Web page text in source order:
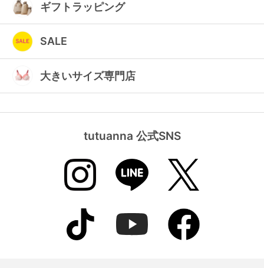
ギフトラッピング
SALE
大きいサイズ専門店
tutuanna 公式SNS